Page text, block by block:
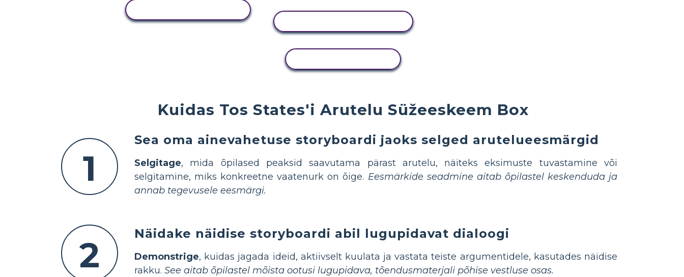
Kuidas Tos States'i Arutelu Süžeeskeem Box
1
Sea oma ainevahetuse storyboardi jaoks selged arutelueesmärgid
Selgitage, mida õpilased peaksid saavutama pärast arutelu, näiteks eksimuste tuvastamine või
selgitamine, miks konkreetne vaatenurk on õige. Eesmärkide seadmine aitab õpilastel keskenduda ja
annab tegevusele eesmärgi.
2
Näidake näidise storyboardi abil lugupidavat dialoogi
Demonstrige, kuidas jagada ideid, aktiivselt kuulata ja vastata teiste argumentidele, kasutades näidise
rakku. See aitab õpilastel mõista ootusi lugupidava, tõendusmaterjali põhise vestluse osas.